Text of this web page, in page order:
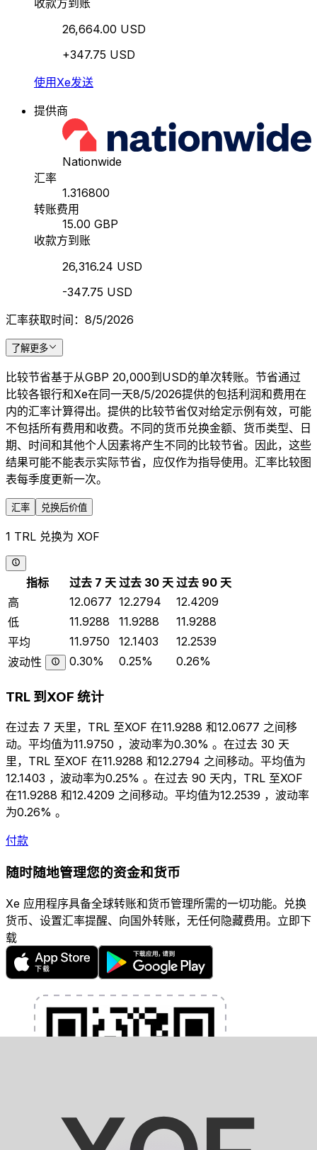
26,664.00 USD
+347.75 USD
使用Xe发送
提供商
Nationwide
汇率
1.316800
转账费用
15.00 GBP
收款方到账
26,316.24 USD
-347.75 USD
汇率获取时间：8/5/2026
了解更多
比较节省基于从GBP 20,000到USD的单次转账。节省通过
比较各银行和Xe在同一天8/5/2026提供的包括利润和费用在
内的汇率计算得出。提供的比较节省仅对给定示例有效，可能
不包括所有费用和收费。不同的货币兑换金额、货币类型、日
期、时间和其他个人因素将产生不同的比较节省。因此，这些
结果可能不能表示实际节省，应仅作为指导使用。汇率比较图
表每季度更新一次。
汇率 兑换后价值
1 TRL 兑换为 XOF
指标 过去 7 天 过去 30 天 过去 90 天
高
12.0677 12.2794
12.4209
低
11.9288 11.9288
11.9288
平均
11.9750 12.1403
12.2539
波动性
0.30% 0.25% 0.26%
TRL 到XOF 统计
在过去 7 天里，TRL 至XOF 在11.9288 和12.0677 之间移
动。平均值为11.9750 ，波动率为0.30% 。在过去 30 天
里，TRL 至XOF 在11.9288 和12.2794 之间移动。平均值为
12.1403 ，波动率为0.25% 。在过去 90 天内，TRL 至XOF
在11.9288 和12.4209 之间移动。平均值为12.2539 ，波动率
为0.26% 。
付款
随时随地管理您的资金和货币
Xe 应用程序具备全球转账和货币管理所需的一切功能。兑换
货币、设置汇率提醒、向国外转账，无任何隐藏费用。立即下
载